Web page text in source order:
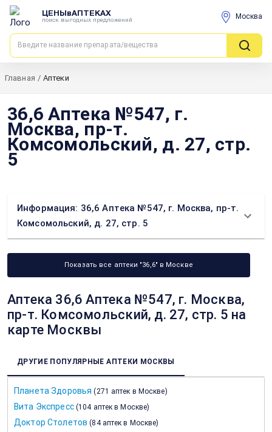
ЦЕНЫвАПТЕКАХ
поиск выгодных предложений Москва
Главная / Аптеки
36,6 Аптека №547, г.
Москва, пр-т.
Комсомольский, д. 27, стр.
5
Информация: 36,6 Аптека №547, г. Москва, пр-т.
Комсомольский, д. 27, стр. 5
Показать все аптеки "36,6" в Москве
Аптека 36,6 Аптека №547, г. Москва,
пр-т. Комсомольский, д. 27, стр. 5 на
карте Москвы
ДРУГИЕ ПОПУЛЯРНЫЕ АПТЕКИ МОСКВЫ
Планета Здоровья (271 аптек в Москве)
Вита Экспресс (104 аптек в Москве)
Доктор Столетов (84 аптек в Москве)